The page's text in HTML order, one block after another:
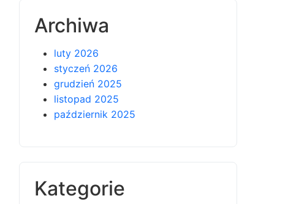
Archiwa
luty 2026
styczeń 2026
grudzień 2025
listopad 2025
październik 2025
Kategorie